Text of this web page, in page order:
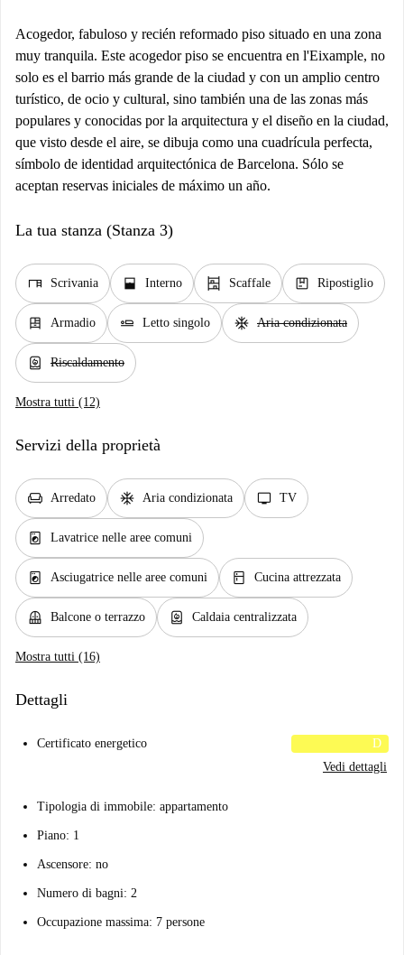
Acogedor, fabuloso y recién reformado piso situado en una zona
muy tranquila. Este acogedor piso se encuentra en l'Eixample, no
solo es el barrio más grande de la ciudad y con un amplio centro
turístico, de ocio y cultural, sino también una de las zonas más
populares y conocidas por la arquitectura y el diseño en la ciudad,
que visto desde el aire, se dibuja como una cuadrícula perfecta,
símbolo de identidad arquitectónica de Barcelona. Sólo se
aceptan reservas iniciales de máximo un año.
La tua stanza (Stanza 3)
desk Scrivania window_open Interno shelves Scaffale package Ripostiglio
dresser Armadio airline_seat_flat Letto singolo ac_unit Aria condizionata
water_heater Riscaldamento
Mostra tutti (12)
Servizi della proprietà
chair Arredato ac_unit Aria condizionata tv TV
local_laundry_service Lavatrice nelle aree comuni
local_laundry_service Asciugatrice nelle aree comuni kitchen Cucina attrezzata
balcony Balcone o terrazzo water_heater Caldaia centralizzata
Mostra tutti (16)
Dettagli
Certificato energetico
D
Vedi dettagli
Tipologia di immobile: appartamento
Piano: 1
Ascensore: no
Numero di bagni: 2
Occupazione massima: 7 persone